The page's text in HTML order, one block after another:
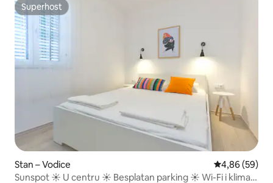
Superhost
Superhost
Stan – Vodice Prosječna
4,86 (59)
Sunspot ☀ U centru ☀ Besplatan parking ☀ Wi-Fi i klima-